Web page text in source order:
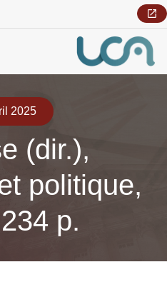
2025
(dir.),
politique,
p.